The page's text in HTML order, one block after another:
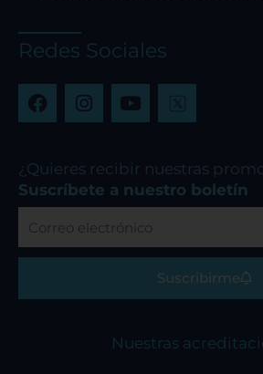
Redes Sociales
F
a
b
o
o
k
I
n
a
g
r
a
m
Y
o
u
b
e
¿Quieres recibir nuestras
Suscríbete a nuestro boletín
electrónico
Suscribirme
Nuestras